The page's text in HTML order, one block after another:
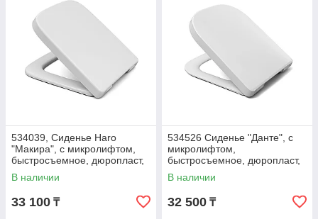
534039, Сиденье Haro
"Макира", с микролифтом,
быстросъемное, дюропласт,
белое
В наличии
33 100 ₸
534526 Сиденье "Данте", с
микролифтом,
быстросъемное, дюропласт,
белое
В наличии
32 500 ₸